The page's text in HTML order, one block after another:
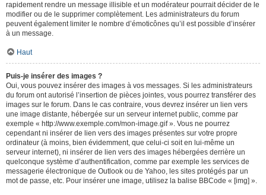
rapidement rendre un message illisible et un modérateur pourrait décider de le
modifier ou de le supprimer complètement. Les administrateurs du forum
peuvent également limiter le nombre d’émoticônes qu’il est possible d’insérer
à un message.
Haut
Puis-je insérer des images ?
Oui, vous pouvez insérer des images à vos messages. Si les administrateurs
du forum ont autorisé l’insertion de pièces jointes, vous pourrez transférer des
images sur le forum. Dans le cas contraire, vous devrez insérer un lien vers
une image distante, hébergée sur un serveur internet public, comme par
exemple « http://www.exemple.com/mon-image.gif ». Vous ne pourrez
cependant ni insérer de lien vers des images présentes sur votre propre
ordinateur (à moins, bien évidemment, que celui-ci soit en lui-même un
serveur internet), ni insérer de lien vers des images hébergées derrière un
quelconque système d’authentification, comme par exemple les services de
messagerie électronique de Outlook ou de Yahoo, les sites protégés par un
mot de passe, etc. Pour insérer une image, utilisez la balise BBCode « [img] ».